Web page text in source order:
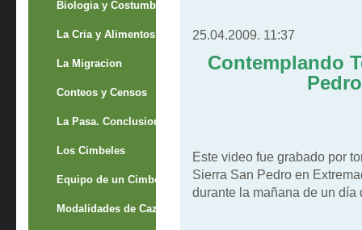
Biologia y Costumbres
La Cria y Alimentos
La Migracion
Conteos y Censos
La Pasa. Conclusion
Los Cimbeles
Equipo de un Cimbelero
Modalidades de Caza
25.04.2009. 11:37
Contemplando
Este video fue grabado por
Sierra San Pedro en
durante la mañana de un día